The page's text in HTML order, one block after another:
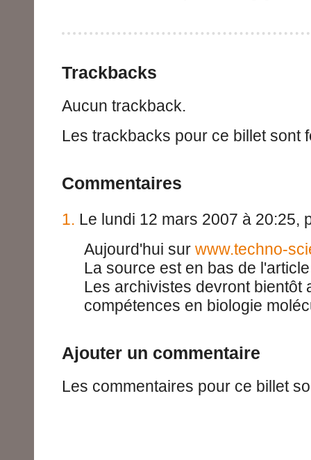
Trackbacks
Aucun trackback.
Les trackbacks pour ce billet sont
Commentaires
1. Le lundi 12 mars 2007 à 20:25,
Aujourd'hui sur www.techno-
La source est en bas de
Les archivistes devront bientôt
compétences en biologie
Ajouter un commentaire
Les commentaires pour ce billet